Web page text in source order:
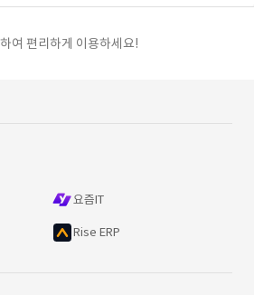
하여 편리하게 이용하세요!
요즘IT
Rise ERP